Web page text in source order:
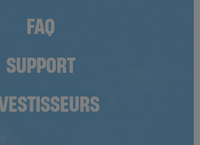
FAQ
SUPPORT